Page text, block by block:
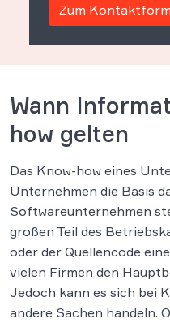
Zum
Wann
how gelten
Das Know-how eines
Unternehmen die Basis
Softwareunternehmen
großen Teil des
oder der Quellencode
vielen Firmen den
Jedoch kann es sich bei
andere Sachen handeln.